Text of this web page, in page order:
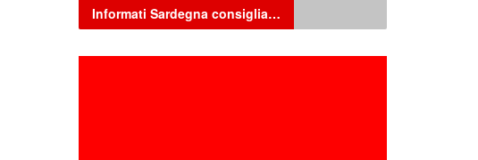
Informati Sardegna consiglia…